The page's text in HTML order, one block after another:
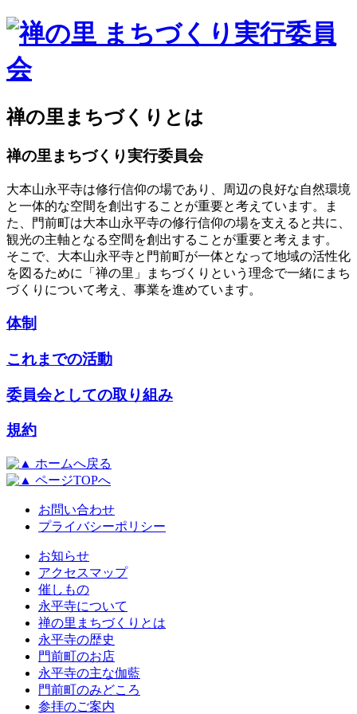
禅の里まちづくりとは
禅の里まちづくり実行委員会
大本山永平寺は修行信仰の場であり、周辺の良好な自然環境
と一体的な空間を創出することが重要と考えています。ま
た、門前町は大本山永平寺の修行信仰の場を支えると共に、
観光の主軸となる空間を創出することが重要と考えます。
そこで、大本山永平寺と門前町が一体となって地域の活性化
を図るために「禅の里」まちづくりという理念で一緒にまち
づくりについて考え、事業を進めています。
体制
これまでの活動
委員会としての取り組み
規約
ホームへ戻る
ページTOPへ
お問い合わせ
プライバシーポリシー
お知らせ
アクセスマップ
催しもの
永平寺について
禅の里まちづくりとは
永平寺の歴史
門前町のお店
永平寺の主な伽藍
門前町のみどころ
参拝のご案内